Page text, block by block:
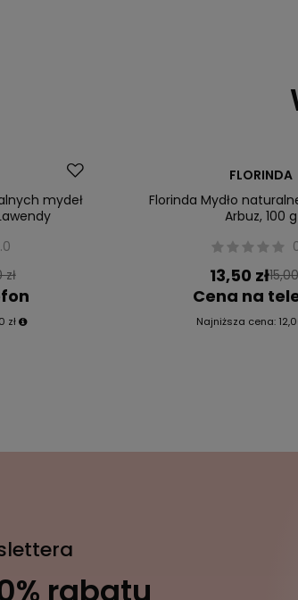
mydeł
zł
zł
FLORINDA
Florinda Mydło
Arbuz, 100 g
13,50 zł
Cena na
Najniższa cena:
rabatu